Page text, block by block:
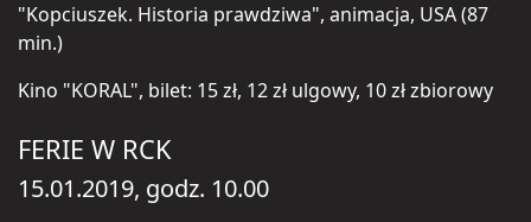
"Kopciuszek. Historia prawdziwa", animacja, USA (87
min.)
Kino "KORAL", bilet: 15 zł, 12 zł ulgowy, 10 zł zbiorowy
FERIE W RCK
15.01.2019, godz. 10.00